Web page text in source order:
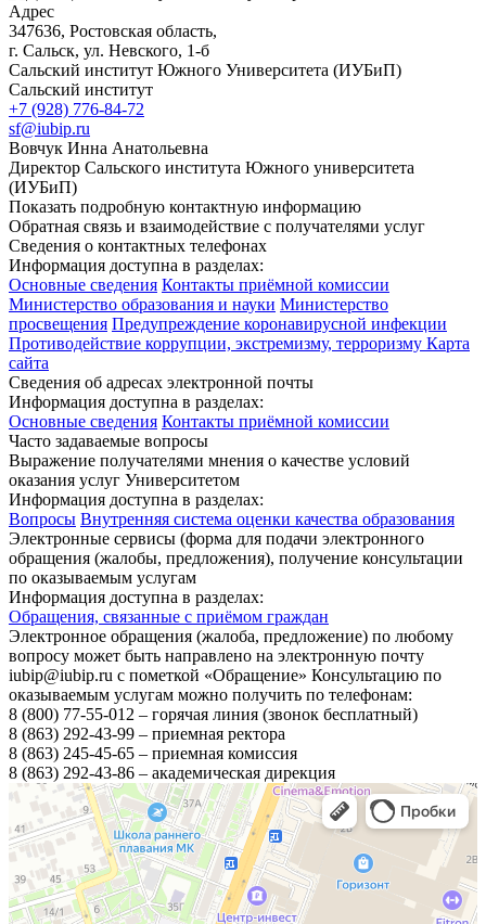
Адрес
347636, Ростовская область,
г. Сальск, ул. Невского, 1-б
Сальский институт Южного Университета (ИУБиП)
Сальский институт
+7 (928) 776-84-72
sf@iubip.ru
Вовчук Инна Анатольевна
Директор Сальского института Южного университета
(ИУБиП)
Показать подробную контактную информацию
Обратная связь и взаимодействие с получателями услуг
Сведения о контактных телефонах
Информация доступна в разделах:
Основные сведения Контакты приёмной комиссии
Министерство образования и науки Министерство
просвещения Предупреждение коронавирусной инфекции
Противодействие коррупции, экстремизму, терроризму Карта
сайта
Сведения об адресах электронной почты
Информация доступна в разделах:
Основные сведения Контакты приёмной комиссии
Часто задаваемые вопросы
Выражение получателями мнения о качестве условий
оказания услуг Университетом
Информация доступна в разделах:
Вопросы Внутренняя система оценки качества образования
Электронные сервисы (форма для подачи электронного
обращения (жалобы, предложения), получение консультации
по оказываемым услугам
Информация доступна в разделах:
Обращения, связанные с приёмом граждан
Электронное обращения (жалоба, предложение) по любому
вопросу может быть направлено на электронную почту
iubip@iubip.ru с пометкой «Обращение» Консультацию по
оказываемым услугам можно получить по телефонам:
8 (800) 77-55-012 – горячая линия (звонок бесплатный)
8 (863) 292-43-99 – приемная ректора
8 (863) 245-45-65 – приемная комиссия
8 (863) 292-43-86 – академическая дирекция